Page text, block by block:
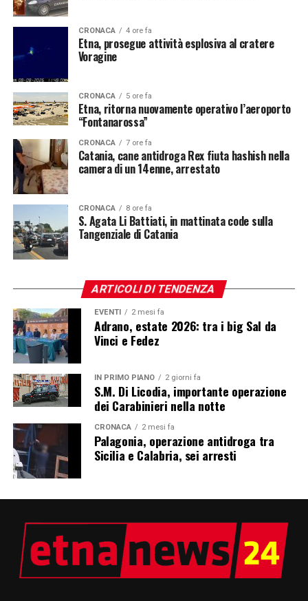
CRONACA 4 ore fa
Etna, prosegue attività esplosiva al cratere
Voragine
CRONACA 5 ore fa
Etna, ritorna nuovamente operativo l’aeroporto
“Fontanarossa”
CRONACA 7 ore fa
Catania, cane antidroga Rex fiuta hashish nella
camera di un 14enne, arrestato
CRONACA 8 ore fa
S. Agata Li Battiati, in mattinata code sulla
Tangenziale di Catania
ARTICOLI DI TENDENZA
EVENTI 2 mesi fa
Adrano, estate 2026: tra i big Sal da
Vinci e Fedez
IN PRIMO PIANO 2 giorni fa
S.M. Di Licodia, importante operazione
dei Carabinieri nella notte
CRONACA 2 mesi fa
Palagonia, operazione antidroga tra
Sicilia e Calabria, sei arresti